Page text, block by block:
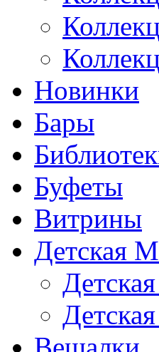
Новинки
Бары
Буфеты
Витрины
Детская